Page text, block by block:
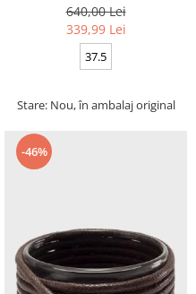
640,00 Lei
339,99 Lei
37.5
Stare: Nou, în ambalaj original
-46%